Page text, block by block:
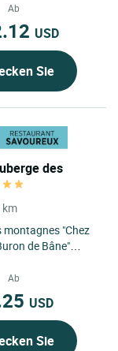
Ab
USD
Sie
des
km
montagnes "Chez
de Bâne"
Vulkane...
Ab
USD
Sie